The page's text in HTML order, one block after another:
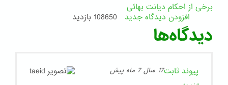
برخی از احکام دیانت بهائی
افزودن دیدگاه جدید
108650 بازدید
دیدگاه‌ها
پیوند ثابت17 سال 7 ماه پیش